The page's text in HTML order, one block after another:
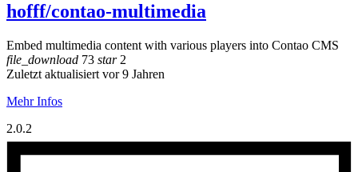
hofff/contao-multimedia
Embed multimedia content with various players into Contao CMS
file_download 73 star2
Zuletzt aktualisiert vor 9 Jahren
Mehr Infos
2.0.2